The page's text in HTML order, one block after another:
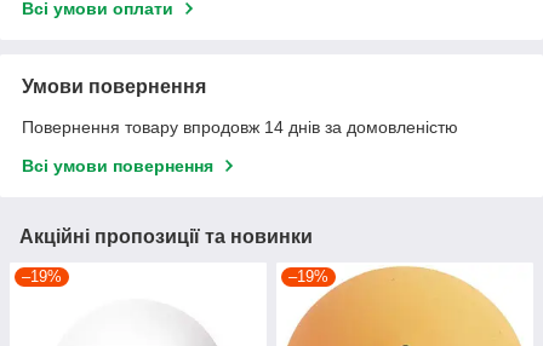
Всі умови оплати
Умови повернення
Повернення товару впродовж 14 днів за домовленістю
Всі умови повернення
Акційні пропозиції та новинки
–19% –19%